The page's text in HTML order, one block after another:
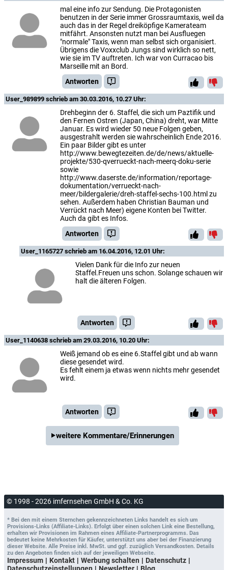
mal eine info zur Sendung. Die Protagonisten
benutzen in der Serie immer Grossraumtaxis, weil da
auch das in der Regel dreiköpfige Kamerateam
mitfährt. Ansonsten nutzt man bei Ausfluegen
"normale" Taxis, wenn man selbst sich organisiert.
Übrigens die Voxxclub Jungs sind wirklich so nett,
wie sie im TV auftreten. Ich war von Curracao bis
Marseille mit an Bord.
Antworten
User_989899 schrieb am 30.03.2016, 10.27 Uhr:
Drehbeginn der 6. Staffel, die sich um Paztifik und
den Fernen Ostren (Japan, China) dreht, war Mitte
Januar. Es wird wieder 50 neue Folgen geben,
ausgestrahlt werden sie wahrscheinlich Ende 2016.
Ein paar Bilder gibt es unter
http://www.bewegtezeiten.de/de/news/aktuelle-
projekte/530-qverrueckt-nach-meerq-doku-serie
sowie
http://www.daserste.de/information/reportage-
dokumentation/verrueckt-nach-
meer/bildergalerie/dreh-staffel-sechs-100.html zu
sehen. Außerdem haben Christian Bauman und
Verrückt nach Meer) eigene Konten bei Twitter.
Auch da gibt es Infos.
Antworten
User_1165727 schrieb am 16.04.2016, 12.01 Uhr:
Vielen Dank für die Info zur neuen
Staffel.Freuen uns schon. Solange schauen wir
halt die älteren Folgen.
Antworten
User_1140638 schrieb am 29.03.2016, 10.20 Uhr:
Weiß jemand ob es eine 6.Staffel gibt und ab wann
diese gesendet wird.
Es fehlt einem ja etwas wenn nichts mehr gesendet
wird.
Antworten
weitere Kommentare/Erinnerungen
© 1998 - 2026 imfernsehen GmbH & Co. KG
* Bei den mit einem Sternchen gekennzeichneten Links handelt es sich um
Provisions-Links (Affiliate-Links). Erfolgt über einen solchen Link eine Bestellung,
erhalten wir Provisionen im Rahmen eines Affiliate-Partnerprogramms. Das
bedeutet keine Mehrkosten für Käufer, unterstützt uns aber bei der Finanzierung
dieser Website. Alle Preise inkl. MwSt. und ggf. zuzüglich Versandkosten. Details
zu den Angeboten finden sich auf der jeweiligen Webseite.
Impressum Kontakt Werbung schalten
Datenschutz
Datenschutzeinstellungen
Newsletter Blog